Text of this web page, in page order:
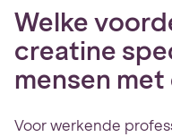
Welke
creatine
mensen met
Voor werkende